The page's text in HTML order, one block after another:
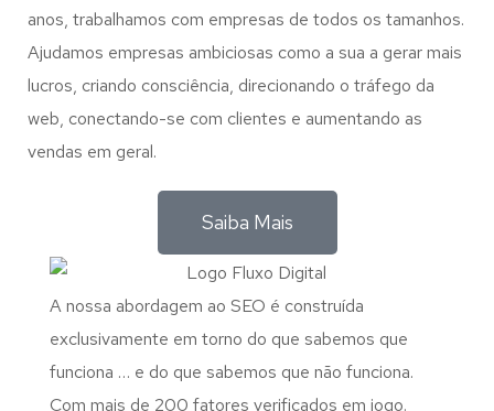
anos, trabalhamos com empresas de todos os tamanhos.
Ajudamos empresas ambiciosas como a sua a gerar mais
lucros, criando consciência, direcionando o tráfego da
web, conectando-se com clientes e aumentando as
vendas em geral.
Saiba Mais
A nossa abordagem ao SEO é construída
exclusivamente em torno do que sabemos que
funciona … e do que sabemos que não funciona.
Com mais de 200 fatores verificados em jogo.